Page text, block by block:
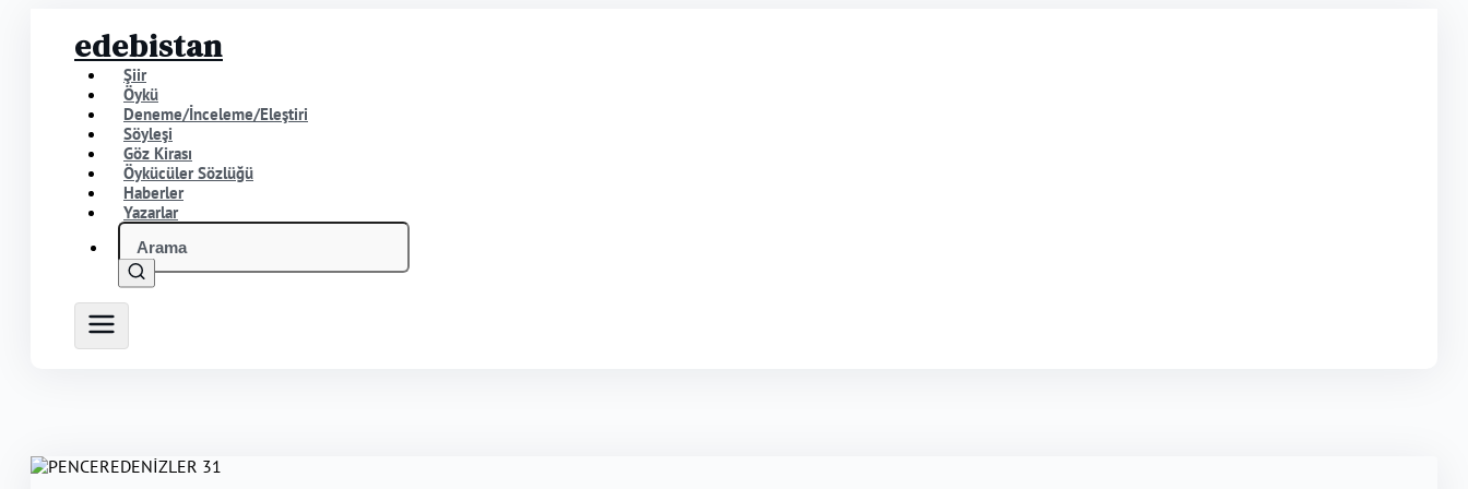
edebistan
Şiir
Öykü
Deneme/İnceleme/Eleştiri
Söyleşi
Göz Kirası
Öykücüler Sözlüğü
Haberler
Yazarlar